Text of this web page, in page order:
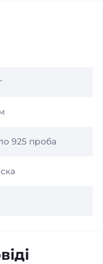
925 проба